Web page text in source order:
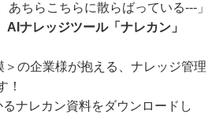
あちらこちらに散らばっている---」
AIナレッジツール「ナレカン」
＞の企業様が抱える、ナレッジ管理
！
ナレカン資料をダウンロードし